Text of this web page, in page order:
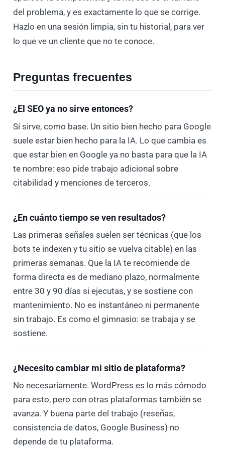
del problema, y es exactamente lo que se corrige.
Hazlo en una sesión limpia, sin tu historial, para ver
lo que ve un cliente que no te conoce.
Preguntas frecuentes
¿El SEO ya no sirve entonces?
Sí sirve, como base. Un sitio bien hecho para Google
suele estar bien hecho para la IA. Lo que cambia es
que estar bien en Google ya no basta para que la IA
te nombre: eso pide trabajo adicional sobre
citabilidad y menciones de terceros.
¿En cuánto tiempo se ven resultados?
Las primeras señales suelen ser técnicas (que los
bots te indexen y tu sitio se vuelva citable) en las
primeras semanas. Que la IA te recomiende de
forma directa es de mediano plazo, normalmente
entre 30 y 90 días si ejecutas, y se sostiene con
mantenimiento. No es instantáneo ni permanente
sin trabajo. Es como el gimnasio: se trabaja y se
sostiene.
¿Necesito cambiar mi sitio de plataforma?
No necesariamente. WordPress es lo más cómodo
para esto, pero con otras plataformas también se
avanza. Y buena parte del trabajo (reseñas,
consistencia de datos, Google Business) no
depende de tu plataforma.